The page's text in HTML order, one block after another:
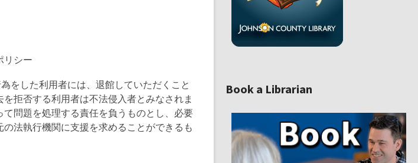
リシー
をした利用者には、退館していただくこと
拒否する利用者は不法侵入者とみなされま
問題を処理する責任を負うものとし、必要
法執行機関に支援を求めることができるも
Book a Librarian